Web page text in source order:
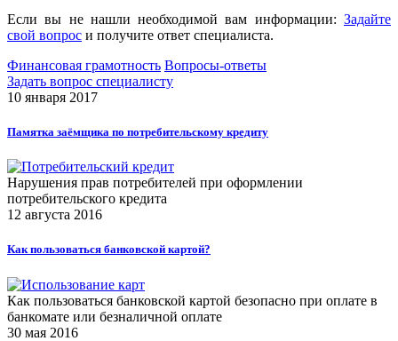
Если вы не нашли необходимой вам информации: Задайте
свой вопрос и получите ответ специалиста.
Финансовая грамотность Вопросы-ответы
Задать вопрос специалисту
10 января 2017
Памятка заёмщика по потребительскому кредиту
Нарушения прав потребителей при оформлении
потребительского кредита
12 августа 2016
Как пользоваться банковской картой?
Как пользоваться банковской картой безопасно при оплате в
банкомате или безналичной оплате
30 мая 2016